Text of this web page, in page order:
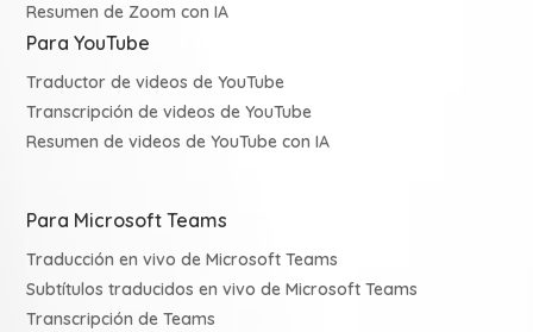
Resumen de Zoom con IA
Para YouTube
Traductor de videos de YouTube
Transcripción de videos de YouTube
Resumen de videos de YouTube con IA
Para Microsoft Teams
Traducción en vivo de Microsoft Teams
Subtítulos traducidos en vivo de Microsoft Teams
Transcripción de Teams